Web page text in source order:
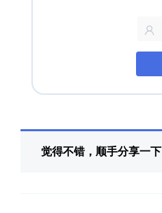
觉得不错，顺手分享一下